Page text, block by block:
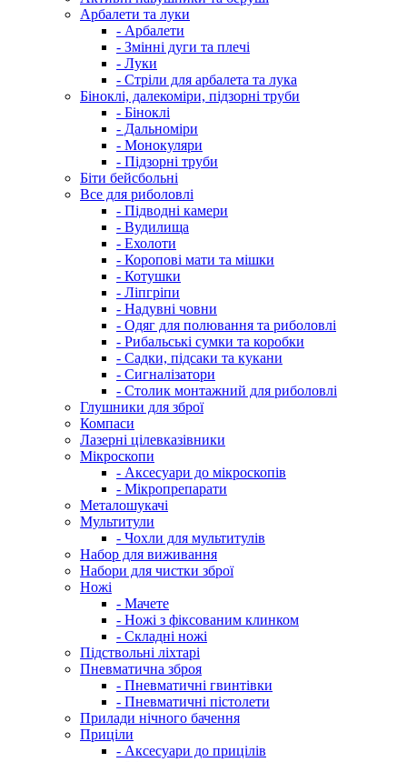
Арбалети та луки
- Арбалети
- Змінні дуги та плечі
- Луки
- Стріли для арбалета та лука
Біноклі, далекоміри, підзорні труби
- Біноклі
- Дальноміри
- Монокуляри
- Підзорні труби
Біти бейсбольні
Все для риболовлі
- Підводні камери
- Вудилища
- Ехолоти
- Коропові мати та мішки
- Котушки
- Ліпгріпи
- Надувні човни
- Одяг для полювання та риболовлі
- Рибальські сумки та коробки
- Садки, підсаки та кукани
- Сигналізатори
- Столик монтажний для риболовлі
Глушники для зброї
Компаси
Лазерні цілевказівники
Мікроскопи
- Аксесуари до мікроскопів
- Мікропрепарати
Металошукачі
Мультитули
- Чохли для мультитулів
Набор для виживання
Набори для чистки зброї
Ножі
- Мачете
- Ножі з фіксованим клинком
- Складні ножі
Підствольні ліхтарі
Пневматична зброя
- Пневматичні гвинтівки
- Пневматичні пістолети
Прилади нічного бачення
Приціли
- Аксесуари до прицілів